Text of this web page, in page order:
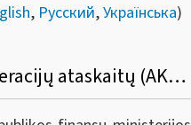
, Русский,Українська)
Dėl VMI prie FM viršininko 2011 m. sausio 25 d. įsakymo Nr. VA-16 pakeitimo (degalinių mėnesinių operacijų ataskaitų (AKC410 formų) teikimo panaikinimas)